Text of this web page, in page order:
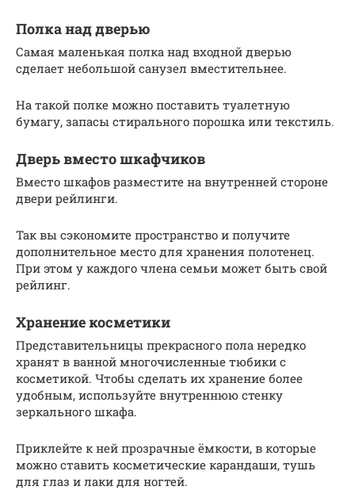
Полка над дверью
Самая маленькая полка над входной дверью
сделает небольшой санузел вместительнее.
На такой полке можно поставить туалетную
бумагу, запасы стирального порошка или текстиль.
Дверь вместо шкафчиков
Вместо шкафов разместите на внутренней стороне
двери рейлинги.
Так вы сэкономите пространство и получите
дополнительное место для хранения полотенец.
При этом у каждого члена семьи может быть свой
рейлинг.
Хранение косметики
Представительницы прекрасного пола нередко
хранят в ванной многочисленные тюбики с
косметикой. Чтобы сделать их хранение более
удобным, используйте внутреннюю стенку
зеркального шкафа.
Приклейте к ней прозрачные ёмкости, в которые
можно ставить косметические карандаши, тушь
для глаз и лаки для ногтей.